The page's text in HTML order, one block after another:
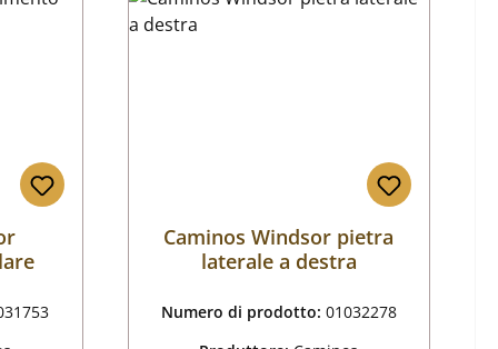
Caminos Windsor pietra
laterale a destra
Numero di prodotto: 01032278